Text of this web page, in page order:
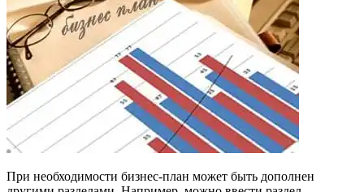
При необходимости бизнес-план может быть дополнен